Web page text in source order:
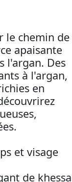
le chemin de
apaisante
l'argan. Des
à l'argan,
en
et visage
de khessa